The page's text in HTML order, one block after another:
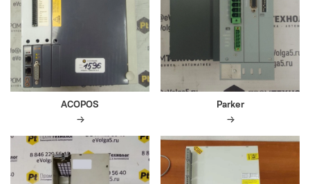
ACOPOS Parker